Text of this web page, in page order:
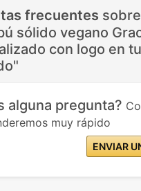
frecuentes sobre
sólido vegano
con logo en
alguna pregunta?
muy rápido
ENVIAR